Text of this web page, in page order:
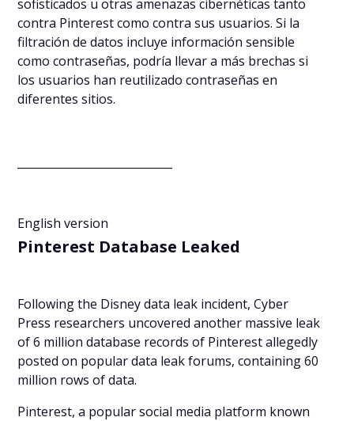
sofisticados u otras amenazas cibernéticas tanto
contra Pinterest como contra sus usuarios. Si la
filtración de datos incluye información sensible
como contraseñas, podría llevar a más brechas si
los usuarios han reutilizado contraseñas en
diferentes sitios.
English version
Pinterest Database Leaked
Following the Disney data leak incident, Cyber
Press researchers uncovered another massive leak
of 6 million database records of Pinterest allegedly
posted on popular data leak forums, containing 60
million rows of data.
Pinterest, a popular social media platform known